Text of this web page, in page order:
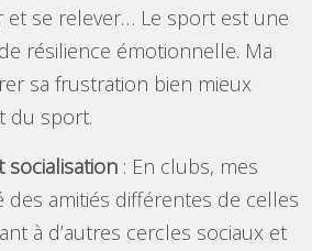
se relever… Le sport est une
résilience émotionnelle. Ma
sa frustration bien mieux
du sport.
socialisation : En clubs, mes
amitiés différentes de celles
à d’autres cercles sociaux et